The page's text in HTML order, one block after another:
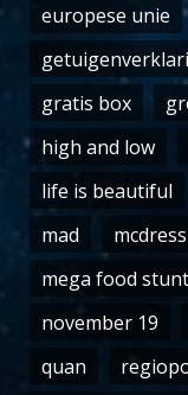
europese unie
gratis box
high and low
life is beautiful
mad
mega food
november 19
quan